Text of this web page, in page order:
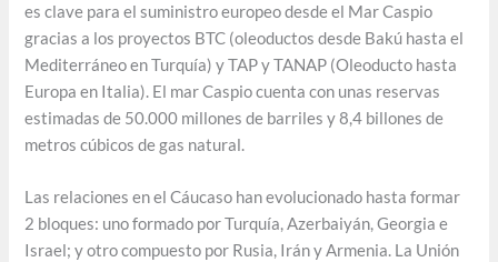
es clave para el suministro europeo desde el Mar Caspio
gracias a los proyectos BTC (oleoductos desde Bakú hasta el
Mediterráneo en Turquía) y TAP y TANAP (Oleoducto hasta
Europa en Italia). El mar Caspio cuenta con unas reservas
estimadas de 50.000 millones de barriles y 8,4 billones de
metros cúbicos de gas natural.
Las relaciones en el Cáucaso han evolucionado hasta formar
2 bloques: uno formado por Turquía, Azerbaiyán, Georgia e
Israel; y otro compuesto por Rusia, Irán y Armenia. La Unión